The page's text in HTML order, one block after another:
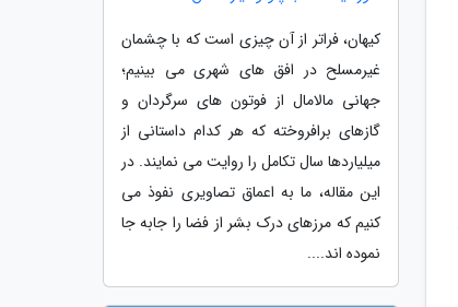
کیهان، فراتر از آن چیزی است که با چشمان
غیرمسلح در افق های شهری می بینیم؛
جهانی مالامال از فوتون های سرگردان و
گازهای برافروخته که هر کدام داستانی از
میلیاردها سال تکامل را روایت می نمایند. در
این مقاله، ما به اعماق تصاویری نفوذ می
کنیم که مرزهای درک بشر از فضا را جابه جا
نموده اند....